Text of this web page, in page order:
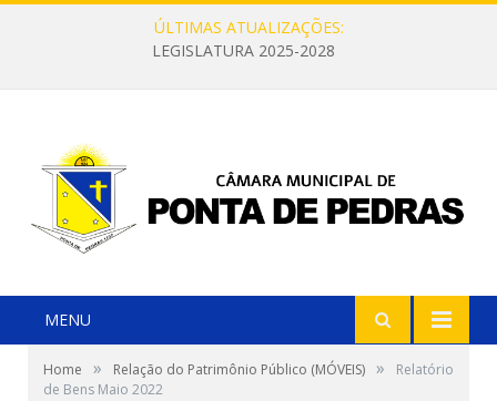
ÚLTIMAS ATUALIZAÇÕES:
LEGISLATURA 2025-2028
MENU
Home » Relação do Patrimônio Público (MÓVEIS) »
Relatório
de Bens Maio 2022